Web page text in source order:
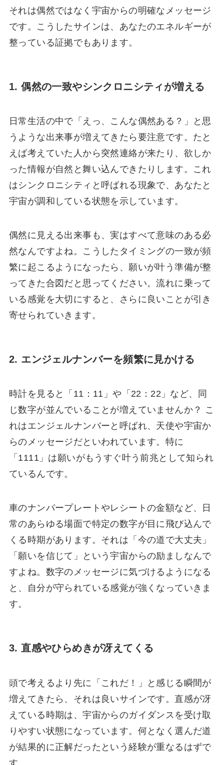
それは偶然ではなく宇宙からの明確なメッセージ
です。こうしたサインは、あなたのエネルギーが
整っている証拠でもあります。
1. 偶然の一致やシンクロニシティが増える
日常生活の中で「えっ、こんな偶然ある？」と思
うような出来事が増えてきたら要注意です。たと
えば考えていた人から突然連絡が来たり、欲しか
った情報が自然と舞い込んできたりします。これ
はシンクロニシティと呼ばれる現象で、あなたと
宇宙が調和している状態を示しています。
偶然に見える出来事も、実はすべて意味のある必
然なんですよね。こうしたタイミングの一致が頻
繁に起こるようになったら、願いが叶う準備が整
ってきた合図だと思ってください。流れに乗って
いる感覚を大切にすると、さらに良いことが引き
寄せられていきます。
2. エンジェルナンバーを頻繁に見かける
時計を見ると「11：11」や「22：22」など、同
じ数字が並んでいることが増えていませんか？ こ
れはエンジェルナンバーと呼ばれ、天使や宇宙か
らのメッセージだといわれています。特に
「1111」は願いがもうすぐ叶う前兆として知られ
ているんです。
車のナンバープレートやレシートの金額など、日
常のあらゆる場面で特定の数字が目に飛び込んで
くる時期があります。それは「今の道で大丈夫」
「願いを信じて」という宇宙からの励ましなんで
すよね。数字のメッセージに気づけるようになる
と、自分が守られている感覚が強くなっていきま
す。
3. 直感やひらめきが冴えてくる
頭で考えるより先に「これだ！」と感じる瞬間が
増えてきたら、それは良いサインです。直感が冴
えている時期は、宇宙からのガイダンスを受け取
りやすい状態になっています。何となく選んだ道
が結果的に正解だったという経験が重なるはずで
す。